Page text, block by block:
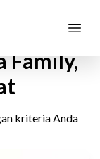
Family,
kriteria Anda